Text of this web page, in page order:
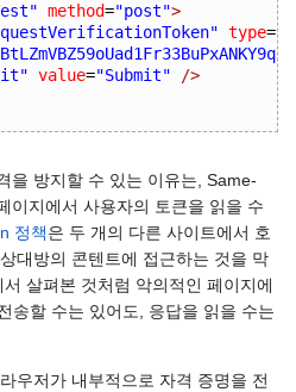
method="post">
type=
value="Submit"
/>
을 방지할 수 있는 이유는, Same-
이지에서 사용자의 토큰을 읽을 수
정책 은 두 개의 다른 사이트에서 호
대방의 콘텐트에 접근하는 것을 막
살펴본 것처럼 악의적인 페이지에
송할 수는 있어도, 응답을 읽을 수는
우저가 내부적으로 자격 증명을 전